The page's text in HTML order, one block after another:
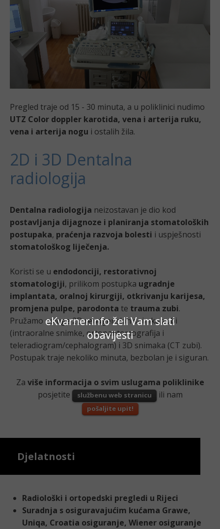
eKvarner.info želi Vam slati
obavijesti
Pregled traje od 15 - 30 minuta, a u poliklinici nudimo
UTZ Color doppler karotida, vena i arterija ruku,
vena i arterija nogu i ostalih žila.
2D i 3D Dentalna
radiologija
Dentalna radiologija neizostavan je dio kod
postavljanja dijagnoze i planiranja stomatoloških
postupaka, praćenja razvoja bolesti i uspješnosti
stomatološkog liječenja.
Koristi se u endodonciji, restorativnoj
stomatologiji, prilikom postupka ugradnje
implantata, oralnoj kirurgiji, otkrivanju karijesa,
promjena pulpe, parodonta te trauma zubi.
Pružamo usluge 2D rendgenskih snimka zubi
(intraoralne snimke, ortopantomografija i
teleradiogram/cephalogram) i 3D snimaka (CT zubi).
Postupak traje nekoliko minuta, bezbolan je i siguran.
Za više informacija o svim uslugama poliklinike
posjetite
službenu web stranicu ili nam
pošaljite upit!
Djelatnosti
Radiološki i ortopedski pregledi u Rijeci
Suradnja s osiguravajućim kućama Grawe,
Uniqa, Croatia osiguranje, Wiener osiguranje